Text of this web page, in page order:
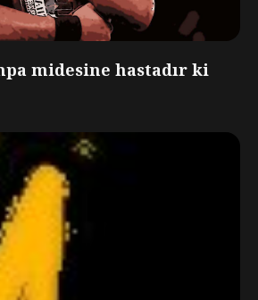
midesine hastadır ki